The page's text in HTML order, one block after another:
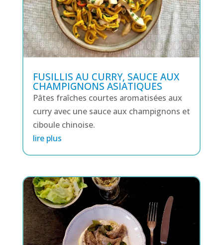
FUSILLIS AU CURRY, SAUCE AUX
CHAMPIGNONS ASIATIQUES
Pâtes fraîches courtes aromatisées aux
curry avec une sauce aux champignons et
ciboule chinoise.
lire plus